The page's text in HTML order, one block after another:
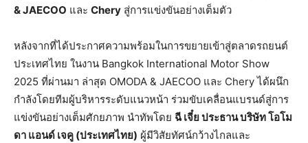
& JAECOO และ Chery สู่การแข่งขันอย่างเต็มตัว
หลังจากที่ได้ประกาศความพร้อมในการขยายเข้าสู่ตลาดรถยนต์
ประเทศไทย ในงาน Bangkok International Motor Show
2025 ที่ผ่านมา ล่าสุด OMODA & JAECOO และ Chery ได้ผนึก
กำลังโดยทีมผู้บริหารระดับแนวหน้า ร่วมขับเคลื่อนแบรนด์สู่การ
แข่งขันอย่างเต็มศักยภาพ นำทัพโดย ฉี เจี๋ยประธานบริษัทโอโม
ดา แอนด์ เจคู (ประเทศไทย) ผู้มีวิสัยทัศน์กว้างไกลและ